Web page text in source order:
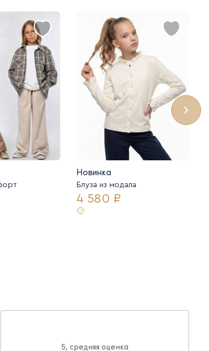
Новинка
Блуза из модала
4 580 ₽
5, средняя оценка